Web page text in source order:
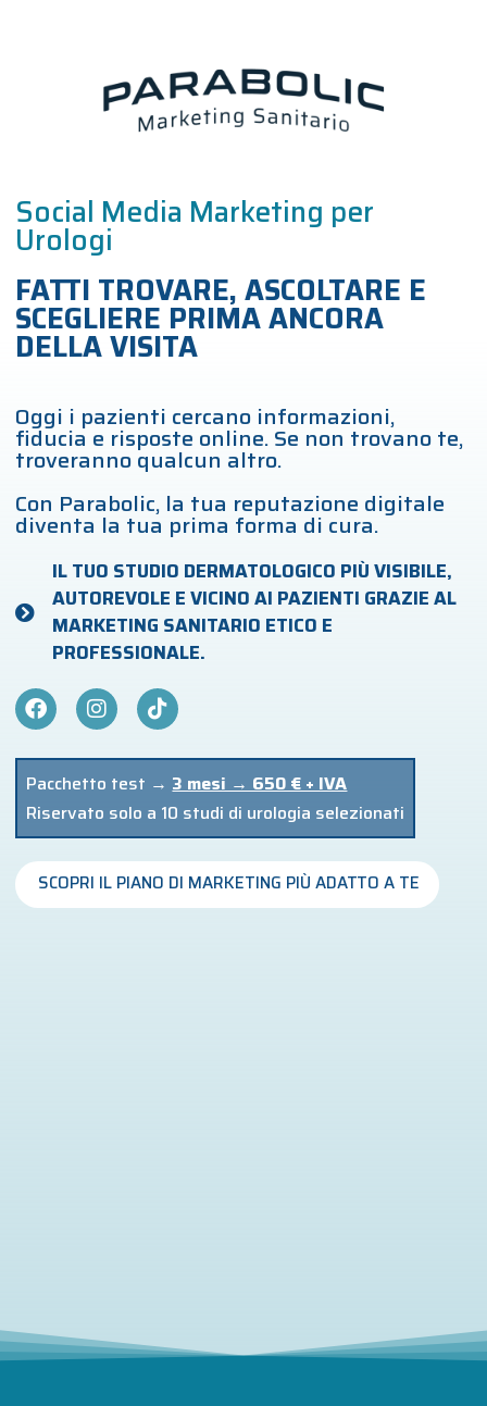
Social Media Marketing per
Urologi
FATTI TROVARE, ASCOLTARE E
SCEGLIERE PRIMA ANCORA
DELLA VISITA
Oggi i pazienti cercano informazioni,
fiducia e risposte online. Se non trovano te,
troveranno qualcun altro.
Con Parabolic, la tua reputazione digitale
diventa la tua prima forma di cura.
IL TUO STUDIO DERMATOLOGICO PIÙ VISIBILE,
AUTOREVOLE E VICINO AI PAZIENTI GRAZIE AL
MARKETING SANITARIO ETICO E
PROFESSIONALE.
Pacchetto test → 3 mesi → 650 € + IVA
Riservato solo a 10 studi di urologia selezionati
SCOPRI IL PIANO DI MARKETING PIÙ ADATTO A TE